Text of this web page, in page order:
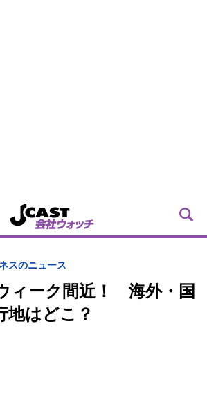
スのニュース
ィーク間近！ 海外・国
地はどこ？